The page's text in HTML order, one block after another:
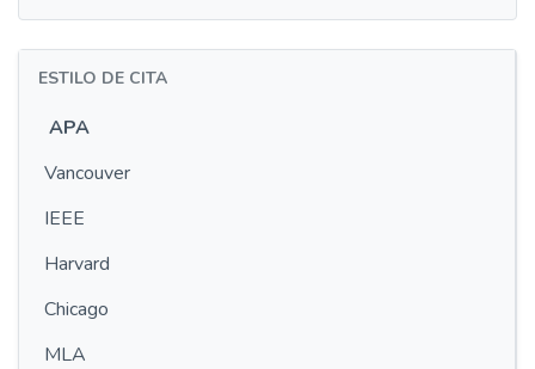
ESTILO DE CITA
APA
Vancouver
IEEE
Harvard
Chicago
MLA